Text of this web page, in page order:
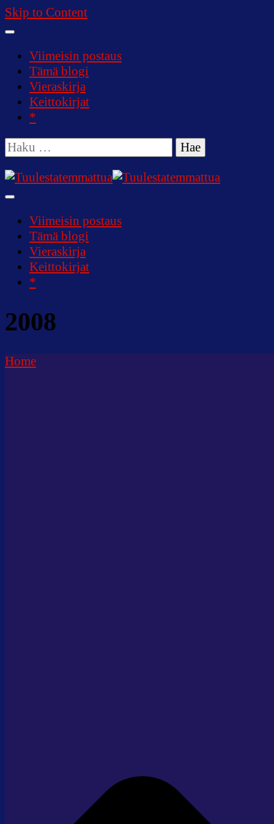
Skip to Content
Viimeisin postaus
Tämä blogi
Vieraskirja
Keittokirjat
*
Haku:
Tuulestatemmattua
Viimeisin postaus
Tämä blogi
Vieraskirja
Keittokirjat
*
2008
Home